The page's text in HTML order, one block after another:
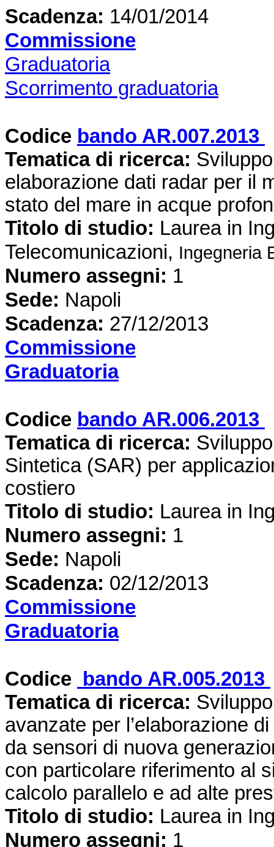
Scadenza: 14/01/2014
Commissione
Graduatoria
Scorrimento graduatoria
Codice bando AR.007.2013
Tematica di ricerca:
elaborazione dati radar per il
stato del mare in acque
Titolo di studio: Laurea in
Telecomunicazioni, Ingegneria
Numero assegni: 1
Sede: Napoli
Scadenza: 27/12/2013
Commissione
Graduatoria
Codice bando AR.006.2013
Tematica di ricerca:
Sintetica (SAR) per
costiero
Titolo di studio: Laurea in
Numero assegni: 1
Sede: Napoli
Scadenza: 02/12/2013
Commissione
Graduatoria
Codice
bando AR.005.2013
Tematica di ricerca:
avanzate per l’elaborazione
da sensori di nuova
con particolare riferimento al
calcolo parallelo e ad alte
Titolo di studio: Laurea in
Numero assegni: 1